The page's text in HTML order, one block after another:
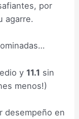
por
agarre.
y11.1 sin
menos!)
desempeño en